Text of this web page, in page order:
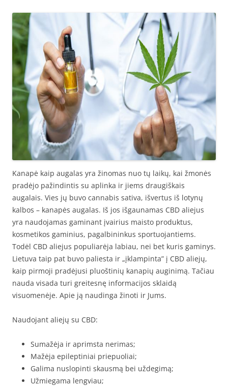
Kanapė kaip augalas yra žinomas nuo tų laikų, kai žmonės
pradėjo pažindintis su aplinka ir jiems draugiškais
augalais. Vies jų buvo cannabis sativa, išvertus iš lotynų
kalbos – kanapės augalas. Iš jos išgaunamas CBD aliejus
yra naudojamas gaminant įvairius maisto produktus,
kosmetikos gaminius, pagalbininkus sportuojantiems.
Todėl CBD aliejus populiarėja labiau, nei bet kuris gaminys.
Lietuva taip pat buvo paliesta ir „įklampinta” į CBD aliejų,
kaip pirmoji pradėjusi pluoštinių kanapių auginimą. Tačiau
nauda visada turi greitesnę informacijos sklaidą
visuomenėje. Apie ją naudinga žinoti ir Jums.
Naudojant aliejų su CBD:
Sumažėja ir aprimsta nerimas;
Mažėja epileptiniai priepuoliai;
Galima nuslopinti skausmą bei uždegimą;
Užmiegama lengviau;